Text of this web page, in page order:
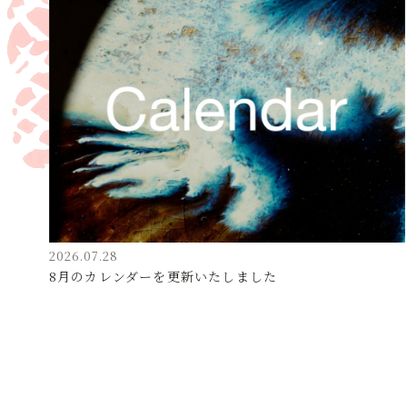
2026.07.28
8月のカレンダーを更新いたしました